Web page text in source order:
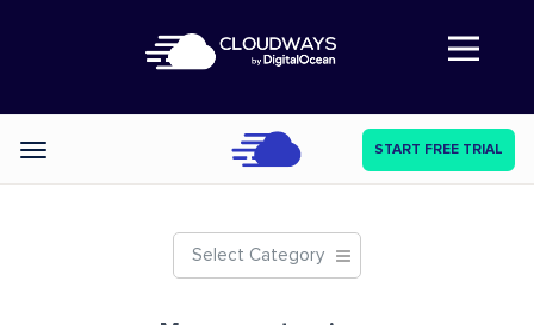
Abre a navegação
Categories START FREE TRIAL
Select Category